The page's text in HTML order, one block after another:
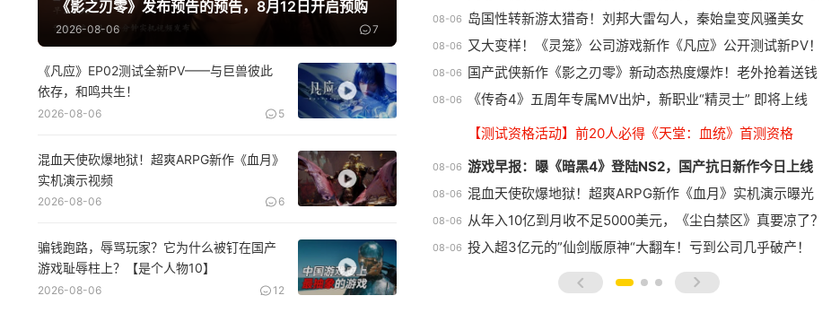
《影之刃零》发布预告的预告，8月12日开启预购
2026-08-06 7
《凡应》EP02测试全新PV——与巨兽彼此
依存，和鸣共生！
2026-08-06 5
混血天使砍爆地狱！超爽ARPG新作《血月》
实机演示视频
2026-08-06 6
骗钱跑路，辱骂玩家？它为什么被钉在国产
游戏耻辱柱上？【是个人物10】
2026-08-06 12
08-06 岛国性转新游太猎奇！刘邦大雷勾人，秦始皇变风骚美女
08-06 又大变样！《灵笼》公司游戏新作《凡应》公开测试新PV！
08-06 国产武侠新作《影之刃零》新动态热度爆炸！老外抢着送钱
08-06
《传奇4》五周年专属MV出炉，新职业“精灵士” 即将上线
【测试资格活动】前20人必得《天堂：血统》首测资格
08-06 游戏早报：曝《暗黑4》登陆NS2，国产抗日新作今日上线
08-06 混血天使砍爆地狱！超爽ARPG新作《血月》实机演示曝光
08-06 从年入10亿到月收不足5000美元，《尘白禁区》真要凉了？
08-06 投入超3亿元的”仙剑版原神“大翻车！亏到公司几乎破产！